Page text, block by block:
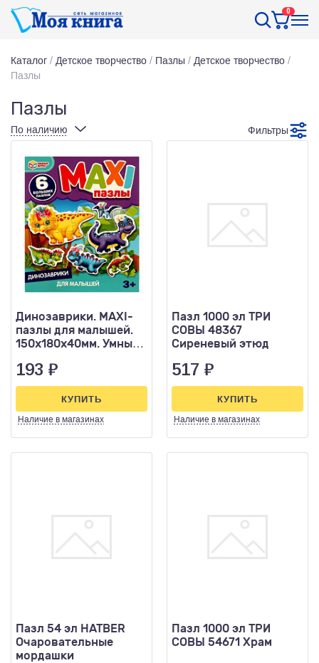
0
Каталог / Детское творчество / Пазлы / Детское творчество /
Пазлы
Пазлы
По наличию Фильтры
Динозаврики. MAXI-
пазлы для малышей.
150х180х40мм. Умные
193 ₽
Наличие в магазинах
КУПИТЬ
Пазл 1000 эл ТРИ
СОВЫ 48367
Сиреневый этюд
517 ₽
Наличие в магазинах
КУПИТЬ
Пазл 54 эл HATBER
Очаровательные
мордашки
Пазл 1000 эл ТРИ
СОВЫ 54671 Храм